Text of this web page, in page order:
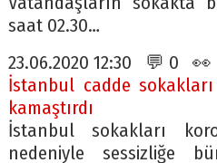
saat 02.30…
23.06.2020 12:30 💬 0 👀
İstanbul cadde
kamaştırdı
İstanbul sokakları
nedeniyle sessizliğe